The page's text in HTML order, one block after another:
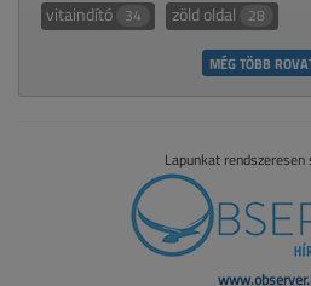
vitaindító 34 zöld oldal 28
MÉG TÖBB
Lapunkat rendszeresen